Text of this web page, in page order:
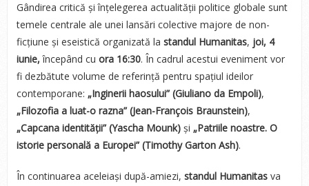
Gândirea critică și înțelegerea actualității politice globale sunt
temele centrale ale unei lansări colective majore de non-
ficțiune și eseistică organizată la standul Humanitas, joi, 4
iunie, începând cu ora 16:30. În cadrul acestui eveniment vor
fi dezbătute volume de referință pentru spațiul ideilor
contemporane: „Inginerii haosului” (Giuliano da Empoli),
„Filozofia a luat-o razna” (Jean-François Braunstein),
„Capcana identității” (Yascha Mounk)și „Patriile noastre. O
istorie personală a Europei” (Timothy Garton Ash).
În continuarea aceleiași după-amiezi, standul Humanitasva